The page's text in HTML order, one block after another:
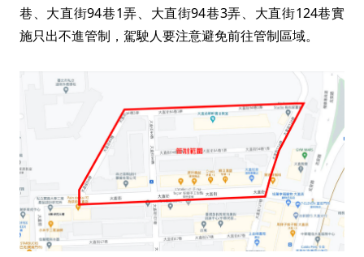
巷、大直街94巷1弄、大直街94巷3弄、大直街124巷實
施只出不進管制，駕駛人要注意避免前往管制區域。